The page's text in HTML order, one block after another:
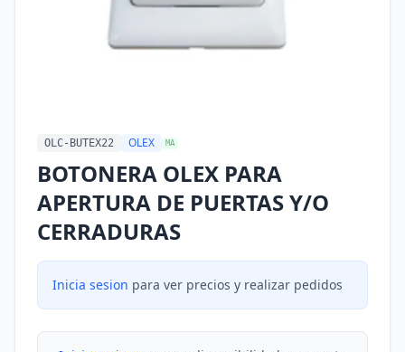
OLC-BUTEX22 OLEX MA
BOTONERA OLEX PARA
APERTURA DE PUERTAS Y/O
CERRADURAS
Inicia sesion para ver precios y realizar pedidos